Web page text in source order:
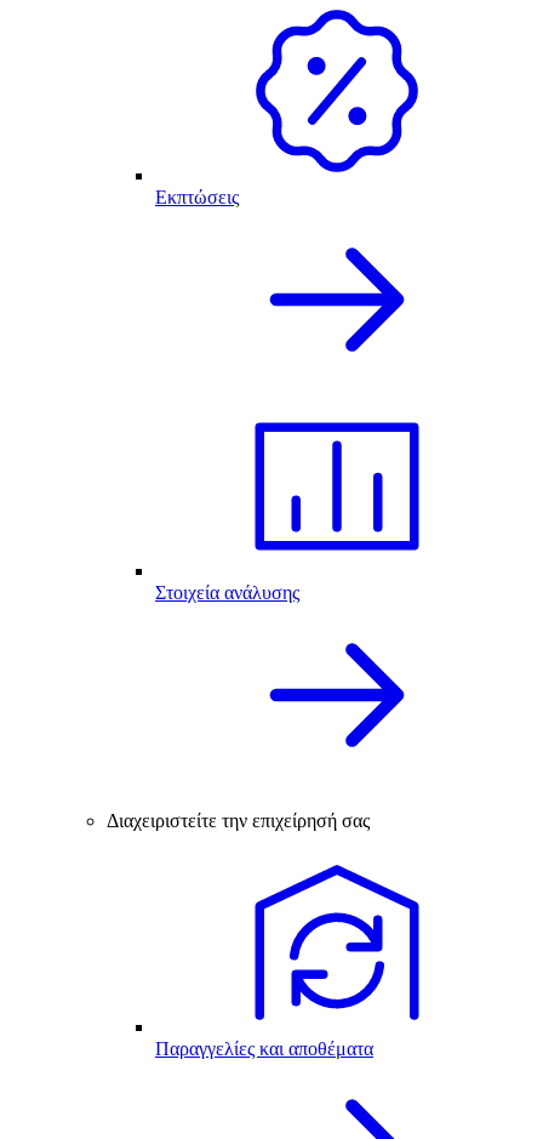
Εκπτώσεις
Στοιχεία ανάλυσης
Διαχειριστείτε την επιχείρησή σας
Παραγγελίες και αποθέματα